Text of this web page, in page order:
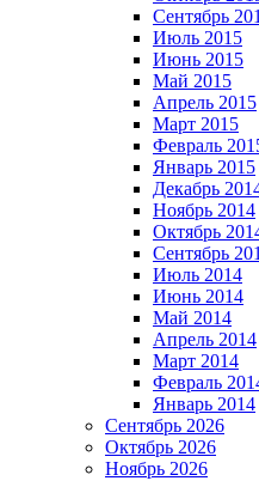
Сентябрь
Июль 2015
Июнь 2015
Май 2015
Апрель 2015
Март 2015
Февраль
Январь 2015
Декабрь
Ноябрь 2014
Октябрь
Сентябрь
Июль 2014
Июнь 2014
Май 2014
Апрель 2014
Март 2014
Февраль
Январь 2014
Сентябрь 2026
Октябрь 2026
Ноябрь 2026